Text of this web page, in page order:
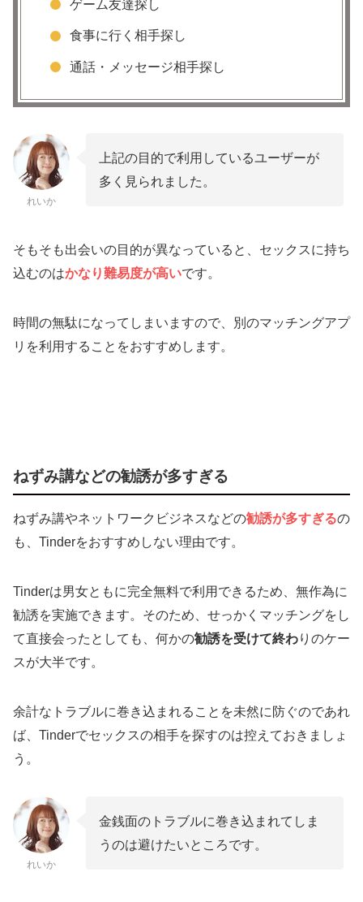
ゲーム友達探し
食事に行く相手探し
通話・メッセージ相手探し
れいか
上記の目的で利用しているユーザーが
多く見られました。
そもそも出会いの目的が異なっていると、セックスに持ち
込むのはかなり難易度が高いです。
時間の無駄になってしまいますので、別のマッチングアプ
リを利用することをおすすめします。
ねずみ講などの勧誘が多すぎる
ねずみ講やネットワークビジネスなどの勧誘が多すぎるの
も、Tinderをおすすめしない理由です。
Tinderは男女ともに完全無料で利用できるため、無作為に
勧誘を実施できます。そのため、せっかくマッチングをし
て直接会ったとしても、何かの勧誘を受けて終わりのケー
スが大半です。
余計なトラブルに巻き込まれることを未然に防ぐのであれ
ば、Tinderでセックスの相手を探すのは控えておきましょ
う。
れいか
金銭面のトラブルに巻き込まれてしま
うのは避けたいところです。